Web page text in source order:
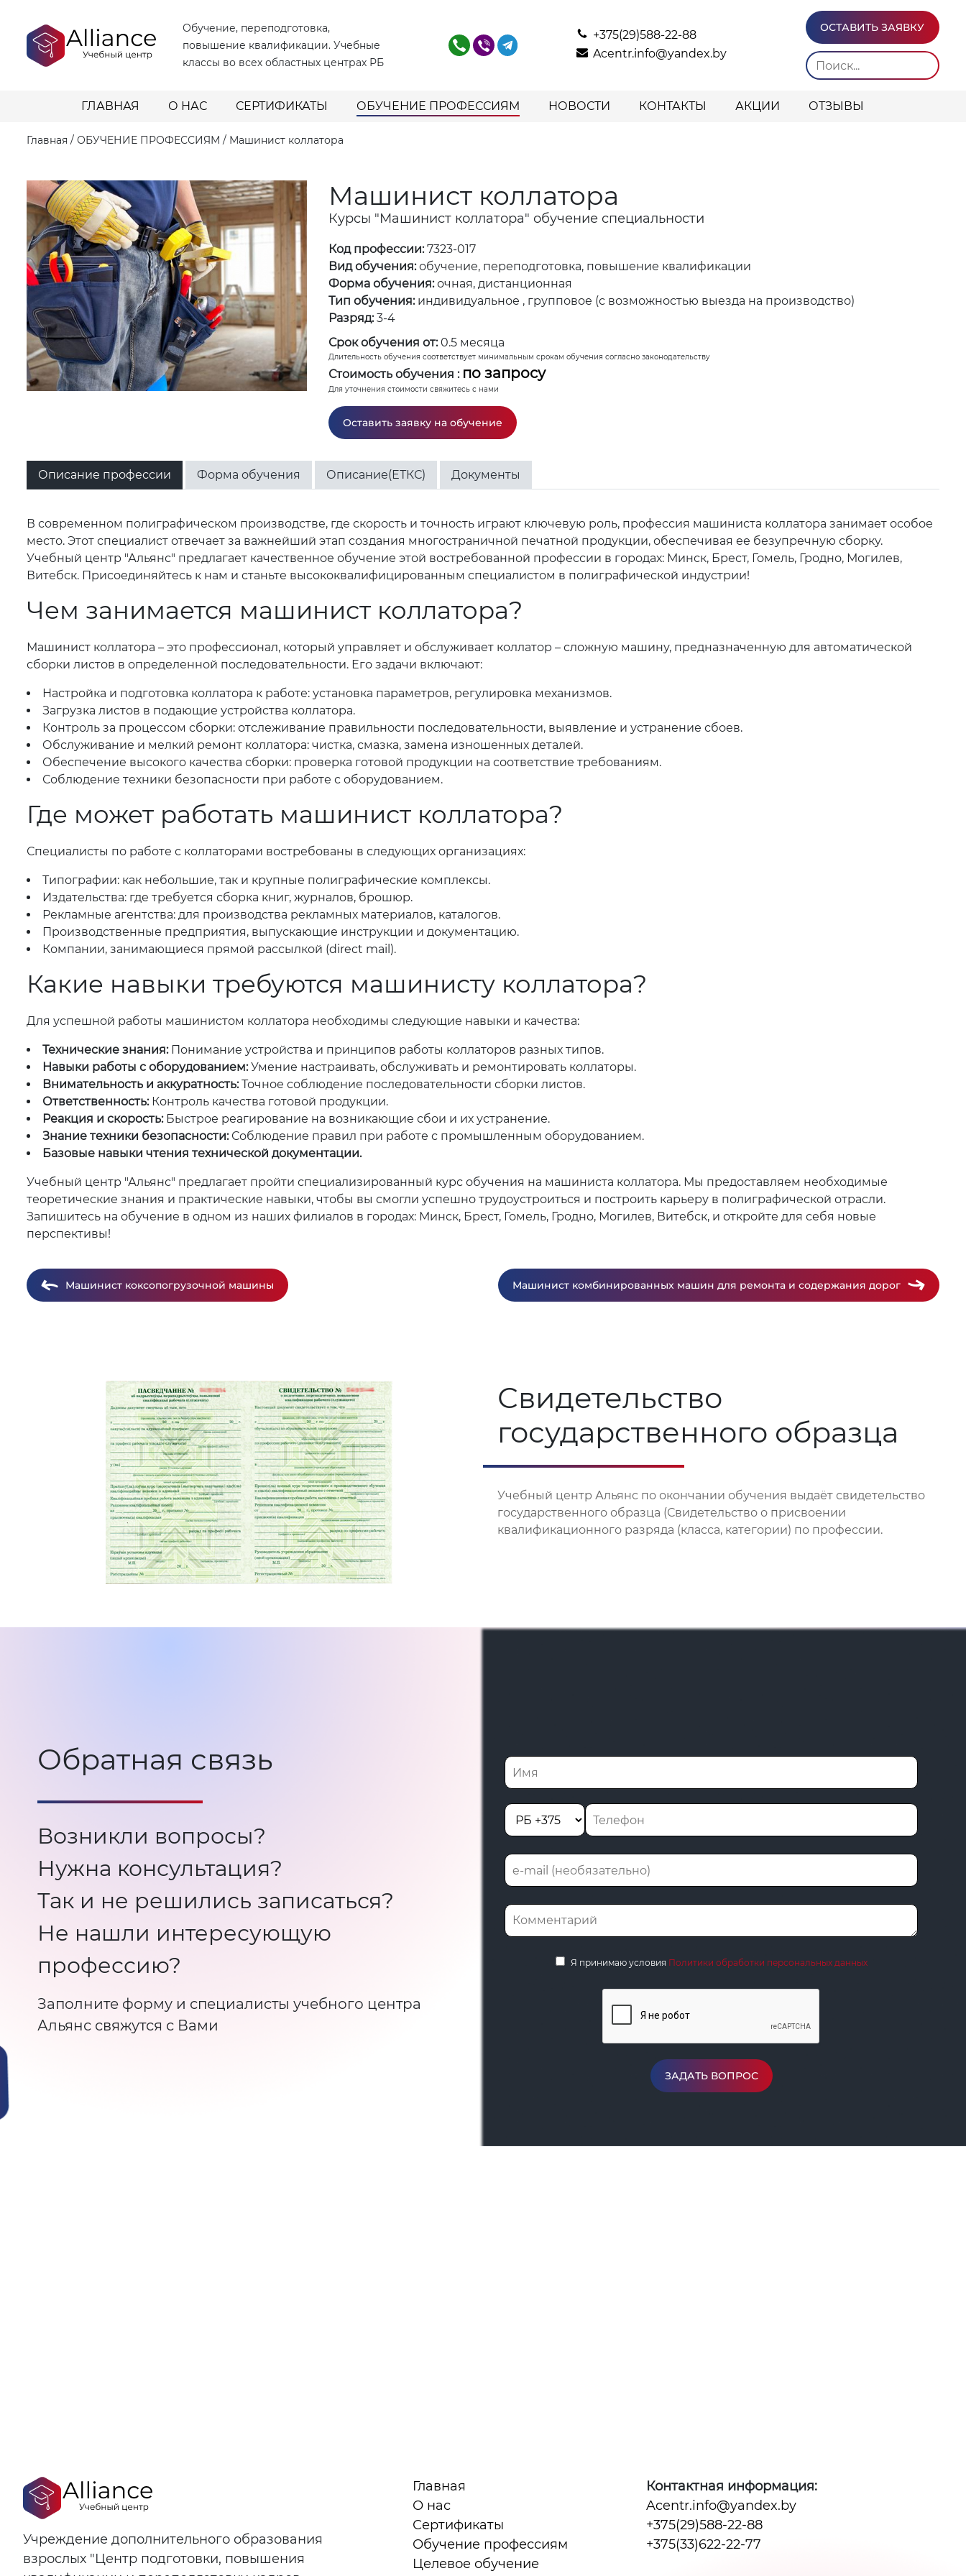
Обучение, переподготовка,
повышение квалификации. Учебные
классы во всех областных центрах РБ
+375(29)588-22-88
Acentr.info@yandex.by
ОСТАВИТЬ ЗАЯВКУ
ГЛАВНАЯ О НАС СЕРТИФИКАТЫ ОБУЧЕНИЕ ПРОФЕССИЯМ НОВОСТИ КОНТАКТЫ АКЦИИ ОТЗЫВЫ
Главная / ОБУЧЕНИЕ ПРОФЕССИЯМ / Машинист коллатора
Машинист коллатора
Курсы "Машинист коллатора" обучение специальности
Код профессии:7323-017
Вид обучения: обучение, переподготовка, повышение квалификации
Форма обучения: очная, дистанционная
Тип обучения: индивидуальное , групповое (с возможностью выезда на производство)
Разряд: 3-4
Срок обучения от: 0.5 месяца
Длительность обучения соответствует минимальным срокам обучения согласно законодательству
Стоимость обучения : по запросу
Для уточнения стоимости свяжитесь с нами
Оставить заявку на обучение
Описание профессии Форма обучения Описание(ЕТКС) Документы
В современном полиграфическом производстве, где скорость и точность играют ключевую роль, профессия машиниста коллатора занимает особое
место. Этот специалист отвечает за важнейший этап создания многостраничной печатной продукции, обеспечивая ее безупречную сборку.
Учебный центр "Альянс" предлагает качественное обучение этой востребованной профессии в городах: Минск, Брест, Гомель, Гродно, Могилев,
Витебск. Присоединяйтесь к нам и станьте высококвалифицированным специалистом в полиграфической индустрии!
Чем занимается машинист коллатора?
Машинист коллатора – это профессионал, который управляет и обслуживает коллатор – сложную машину, предназначенную для автоматической
сборки листов в определенной последовательности. Его задачи включают:
Настройка и подготовка коллатора к работе: установка параметров, регулировка механизмов.
Загрузка листов в подающие устройства коллатора.
Контроль за процессом сборки: отслеживание правильности последовательности, выявление и устранение сбоев.
Обслуживание и мелкий ремонт коллатора: чистка, смазка, замена изношенных деталей.
Обеспечение высокого качества сборки: проверка готовой продукции на соответствие требованиям.
Соблюдение техники безопасности при работе с оборудованием.
Где может работать машинист коллатора?
Специалисты по работе с коллаторами востребованы в следующих организациях:
Типографии: как небольшие, так и крупные полиграфические комплексы.
Издательства: где требуется сборка книг, журналов, брошюр.
Рекламные агентства: для производства рекламных материалов, каталогов.
Производственные предприятия, выпускающие инструкции и документацию.
Компании, занимающиеся прямой рассылкой (direct mail).
Какие навыки требуются машинисту коллатора?
Для успешной работы машинистом коллатора необходимы следующие навыки и качества:
Технические знания:Понимание устройства и принципов работы коллаторов разных типов.
Навыки работы с оборудованием:Умение настраивать, обслуживать и ремонтировать коллаторы.
Внимательность и аккуратность:Точное соблюдение последовательности сборки листов.
Ответственность:Контроль качества готовой продукции.
Реакция и скорость:Быстрое реагирование на возникающие сбои и их устранение.
Знание техники безопасности:Соблюдение правил при работе с промышленным оборудованием.
Базовые навыки чтения технической документации.
Учебный центр "Альянс" предлагает пройти специализированный курс обучения на машиниста коллатора. Мы предоставляем необходимые
теоретические знания и практические навыки, чтобы вы смогли успешно трудоустроиться и построить карьеру в полиграфической отрасли.
Запишитесь на обучение в одном из наших филиалов в городах: Минск, Брест, Гомель, Гродно, Могилев, Витебск, и откройте для себя новые
перспективы!
Машинист коксопогрузочной машины Машинист комбинированных машин для ремонта и содержания дорог
Свидетельство
государственного образца
Учебный центр Альянс по окончании обучения выдаёт свидетельство
государственного образца (Свидетельство о присвоении
квалификационного разряда (класса, категории) по профессии.
Обратная связь
Возникли вопросы?
Нужна консультация?
Так и не решились записаться?
Не нашли интересующую
профессию?
Заполните форму и специалисты учебного центра
Альянс свяжутся с Вами
Я принимаю условия Политики обработки персональных данных
ЗАДАТЬ ВОПРОС
Учреждение дополнительного образования
взрослых "Центр подготовки, повышения
Главная
О нас
Сертификаты
Обучение профессиям
Целевое обучение
Контактная информация:
Acentr.info@yandex.by
+375(29)588-22-88
+375(33)622-22-77